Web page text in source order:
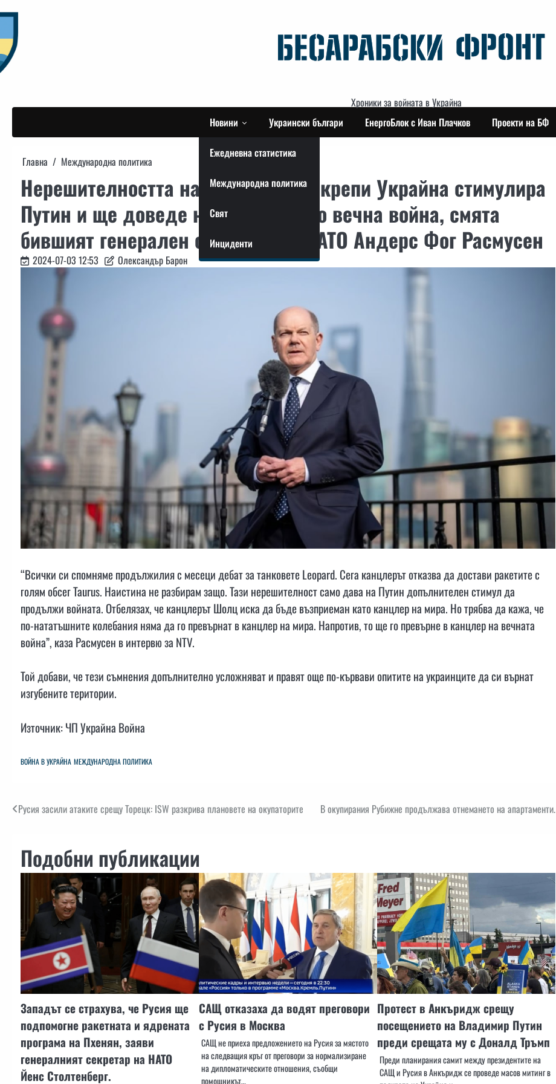
to
content
Хроники за войната в Украйна
Новини
Ежедневна статистика
Международна политика
Свят
Инциденти
Украински българи ЕнергоБлок с Иван Плачков Проекти на БФ
Главна Международна политика
Нерешителността на Шолц да подкрепи Украйна стимулира
Путин и ще доведе не до мир, а до вечна война, смята
бившият генерален секретар на НАТО Андерс Фог Расмусен
2024-07-03 12:53 Олександър Барон
“Всички си спомняме продължилия с месеци дебат за танковете Leopard. Сега канцлерът отказва да достави ракетите с
голям обсег Taurus. Наистина не разбирам защо. Тази нерешителност само дава на Путин допълнителен стимул да
продължи войната. Отбелязах, че канцлерът Шолц иска да бъде възприеман като канцлер на мира. Но трябва да кажа, че
по-нататъшните колебания няма да го превърнат в канцлер на мира. Напротив, то ще го превърне в канцлер на вечната
война”, каза Расмусен в интервю за NTV.
Той добави, че тези съмнения допълнително усложняват и правят още по-кървави опитите на украинците да си върнат
изгубените територии.
Източник: ЧП Украйна Война
ВОЙНА В УКРАЙНА МЕЖДУНАРОДНА ПОЛИТИКА
Навигация
Русия засили атаките срещу Торецк: ISW разкрива плановете на окупаторите В окупирания Рубижне продължава отнемането на апартаменти.
Подобни публикации
Западът се страхува, че Русия ще
подпомогне ракетната и ядрената
програма на Пхенян, заяви
генералният секретар на НАТО
Йенс Столтенберг.
САЩ отказаха да водят преговори
с Русия в Москва
САЩ не приеха предложението на Русия за мястото
на следващия кръг от преговори за нормализиране
на дипломатическите отношения, съобщи
помощникът…
Протест в Анкъридж срещу
посещението на Владимир Путин
преди срещата му с Доналд Тръмп
Преди планирания самит между президентите на
САЩ и Русия в Анкъридж се проведе масов митинг в